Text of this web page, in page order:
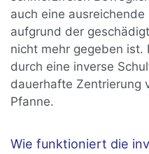
auch eine
aufgrund der
nicht mehr gegeben ist.
durch eine inverse
dauerhafte Zentrierung
Pfanne.
Wie funktioniert die